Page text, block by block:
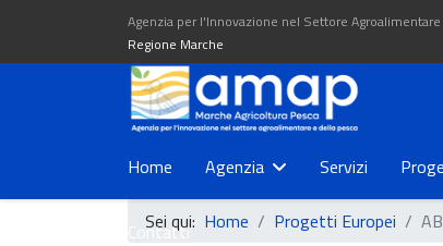
Agenzia per l'Innovazione nel Settore
Regione Marche
Home Agenzia Servizi
Contatti
Sei qui: Home Progetti Europei